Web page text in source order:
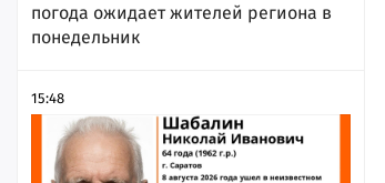
погода ожидает жителей региона в
понедельник
15:48